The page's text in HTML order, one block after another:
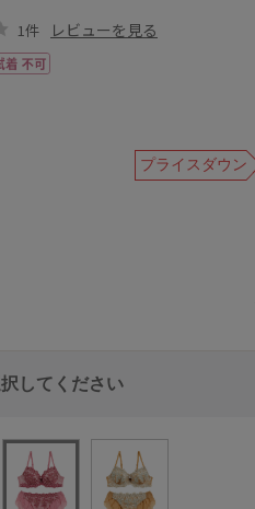
1件 レビューを見る
プライスダウン
してください